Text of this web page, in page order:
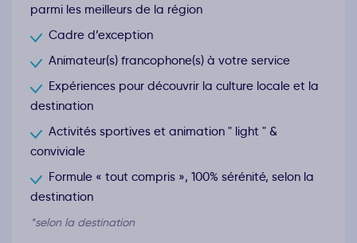
parmi les meilleurs de la région
Cadre d’exception
Animateur(s) francophone(s) à votre service
Expériences pour découvrir la culture locale et la
destination
Activités sportives et animation " light " &
conviviale
Formule « tout compris », 100% sérénité, selon la
destination
*selon la destination